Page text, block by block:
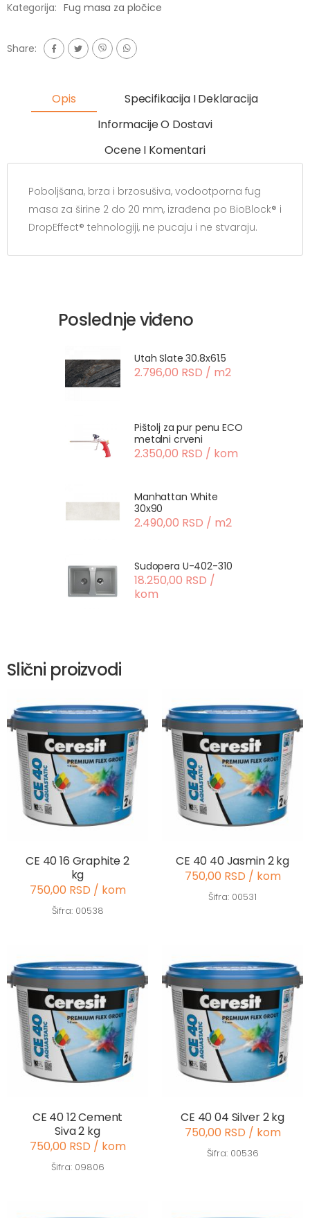
Kategorija: Fug masa za pločice
Share:
Opis
Specifikacija I Deklaracija
Informacije O Dostavi
Ocene I Komentari
Poboljšana, brza i brzosušiva, vodootporna fug
masa za širine 2 do 20 mm, izrađena po BioBlock® i
DropEffect® tehnologiji, ne pucaju i ne stvaraju.
Poslednje viđeno
Utah Slate 30.8x61.5
2.796,00 RSD / m2
Pištolj za pur penu ECO
metalni crveni
2.350,00 RSD / kom
Manhattan White
30x90
2.490,00 RSD / m2
Sudopera U-402-310
18.250,00 RSD /
kom
Slični proizvodi
CE 40 16 Graphite 2
kg
750,00 RSD / kom
Šifra: 00538
CE 40 40 Jasmin 2 kg
750,00 RSD / kom
Šifra: 00531
CE 40 12 Cement
Siva 2 kg
750,00 RSD / kom
Šifra: 09806
CE 40 04 Silver 2 kg
750,00 RSD / kom
Šifra: 00536